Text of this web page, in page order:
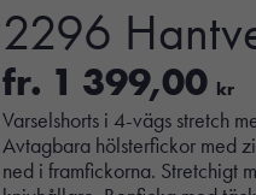
2296
fr. 1 399,00 kr
Varselshorts i 4-vägs stretch
Avtagbara hölsterfickor med
ned i framfickorna. Stretchigt